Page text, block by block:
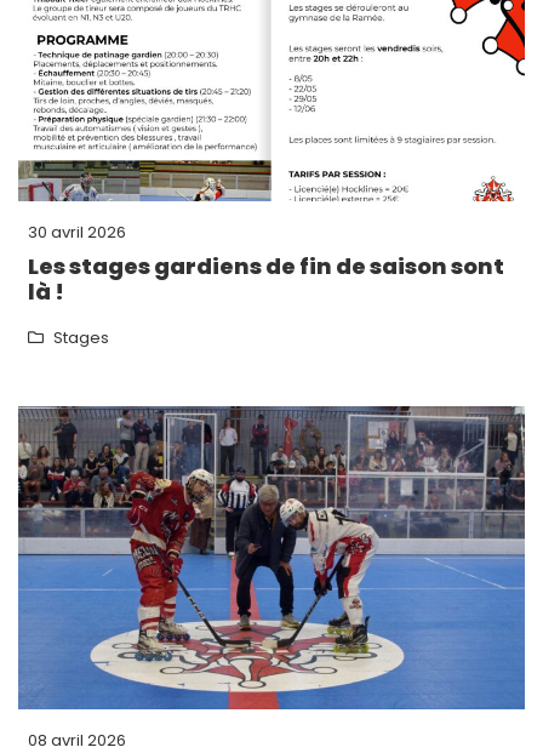
30 avril 2026
Les stages gardiens de fin de saison sont
là !
Stages
08 avril 2026